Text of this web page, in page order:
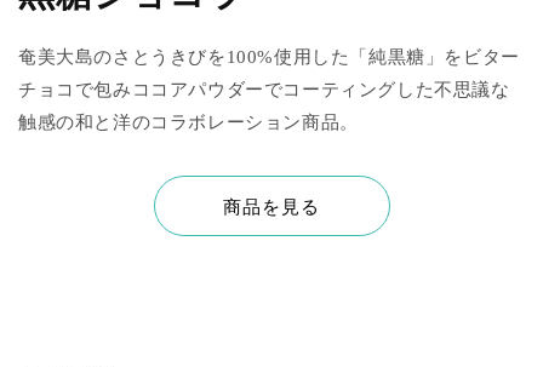
奄美大島のさとうきびを100%使用した「純黒糖」をビター
チョコで包みココアパウダーでコーティングした不思議な
触感の和と洋のコラボレーション商品。
商品を見る